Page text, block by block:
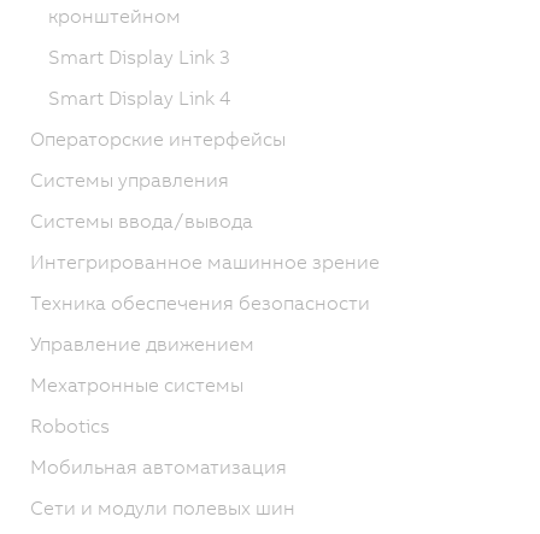
кронштейном
Smart Display Link 3
Smart Display Link 4
Операторские интерфейсы
Системы управления
Системы ввода/вывода
Интегрированное машинное зрение
Техника обеспечения безопасности
Управление движением
Мехатронные системы
Robotics
Мобильная автоматизация
Сети и модули полевых шин